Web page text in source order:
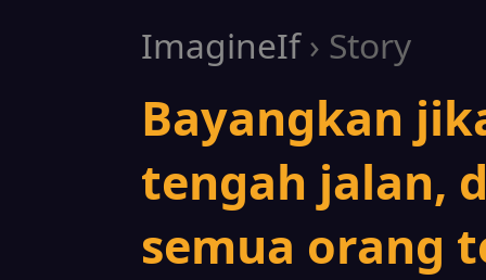
ImagineIf› Story
Bayangkan
tengah jalan,
semua orang